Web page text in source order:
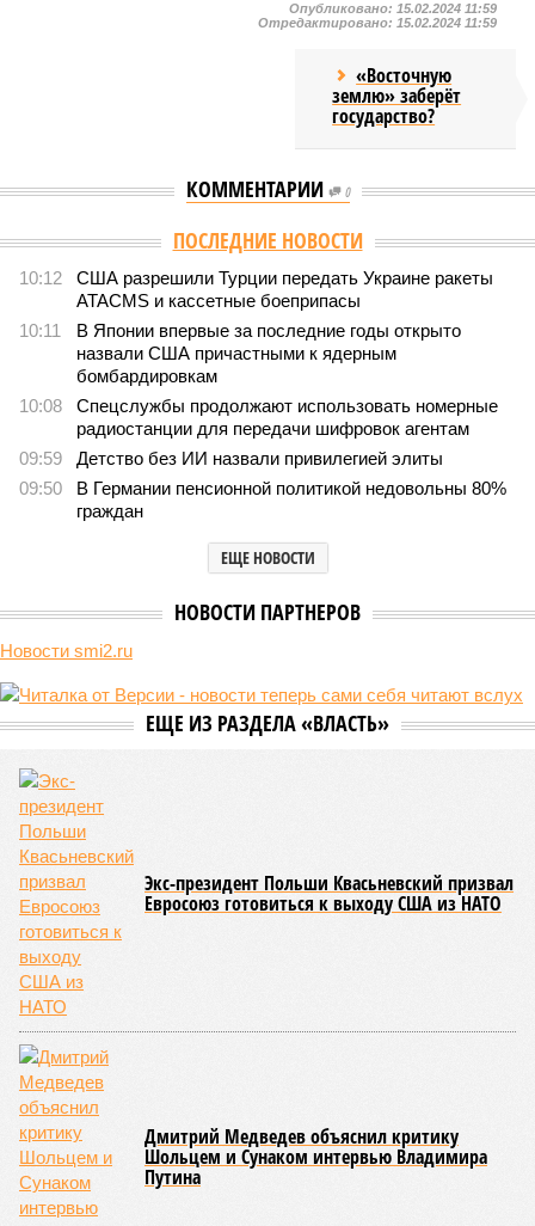
Опубликовано: 15.02.2024 11:59
Отредактировано: 15.02.2024 11:59
«Восточную
землю» заберёт
государство?
КОММЕНТАРИИ 0
Версия //Конфликт // Монополия вкладывалась-вкладывалась в
Монополия вкладывалась-вкладывалась в Армению и
довкладывалась
1278
РЖД против своей страны
(фото: Deep Vision)
Премьер закавказской республики Никол Пашинян заявил, что
его страна может потребовать у Москвы до 2 млрд долларов
ежегодно за аренду Южно-Кавказской железной дороги (ЮКЖД).
причём исключительно за российский счёт. И в
складывающейся ситуации, кажется, больше вопросов не к
По мнению
выходящего. Дескать, Ереван считает транспортную сеть
своей собственностью и теперь намерен просить за аренду
«железки» означенную сумму. При этом, как отмечают
эксперты, армянская сторона, выставляя этот счёт, не
раскрыла методику его калькуляции, то есть, получается,
взяла цифры с потолка. Отдельно стоит отметить, что
заключённый в 2008 году между Арменией и ОАО «РЖД»
концессионный договор, согласно которому российская
компания получила в управление «железку» республики до
2038-го, вероятно, вовсе не предусматривает такой
постановки вопроса.
Неудивительно, что гендиректор РЖД
реагируя на словесные интервенции Пашиняна, выступил
со словно растерянно-обиженным комментарием. И,
кажется, стало только хуже. Как отметил менеджер, ЮКЖД
и РЖД«последовательно и в полном объёме исполняют